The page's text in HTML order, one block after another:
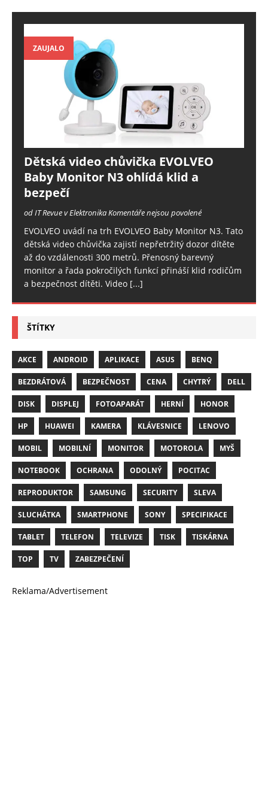
ZAUJALO
Dětská video chůvička EVOLVEO
Baby Monitor N3 ohlídá klid a
bezpečí
od IT Revue v ElektronikaKomentáře nejsou povolené
EVOLVEO uvádí na trh EVOLVEO Baby Monitor N3. Tato
dětská video chůvička zajistí nepřetržitý dozor dítěte
až do vzdálenosti 300 metrů. Přenosný barevný
monitor a řada pokročilých funkcí přináší klid rodičům
a bezpečnost dítěti. Video [...]
ŠTÍTKY
AKCE ANDROID APLIKACE ASUS BENQ
BEZDRÁTOVÁ BEZPEČNOST CENA CHYTRÝ DELL
DISK DISPLEJ FOTOAPARÁT HERNÍ HONOR
HP HUAWEI KAMERA KLÁVESNICE LENOVO
MOBIL MOBILNÍ MONITOR MOTOROLA MYŠ
NOTEBOOK OCHRANA ODOLNÝ POCITAC
REPRODUKTOR SAMSUNG SECURITY SLEVA
SLUCHÁTKA SMARTPHONE SONY SPECIFIKACE
TABLET TELEFON TELEVIZE TISK TISKÁRNA
TOP TV ZABEZPEČENÍ
Reklama/Advertisement